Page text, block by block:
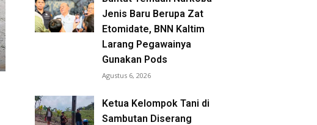
Jenis Baru Berupa Zat
Etomidate, BNN Kaltim
Larang Pegawainya
Gunakan Pods
Agustus 6, 2026
Ketua Kelompok Tani di
Sambutan Diserang